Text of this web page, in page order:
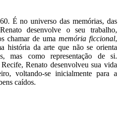
É no universo das memórias, das
desenvolve o seu trabalho,
chamar de uma memória ficcional,
história da arte que não se orienta
mas como representação de si.
Renato desenvolveu sua vida
voltando-se inicialmente para a
caídos.